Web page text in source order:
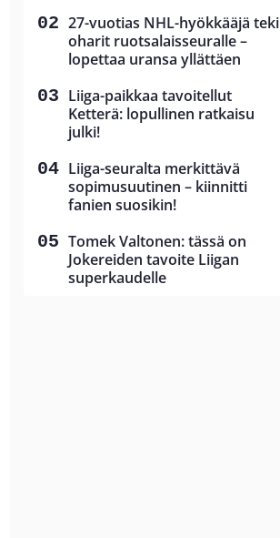
27-vuotias NHL-hyökkääjä teki
oharit ruotsalaisseuralle –
lopettaa uransa yllättäen
Liiga-paikkaa tavoitellut
Ketterä: lopullinen ratkaisu
julki!
Liiga-seuralta merkittävä
sopimusuutinen – kiinnitti
fanien suosikin!
Tomek Valtonen: tässä on
Jokereiden tavoite Liigan
superkaudelle